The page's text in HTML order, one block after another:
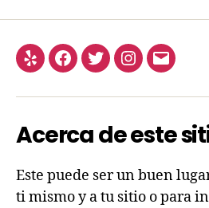
Acerca de este
Este puede ser un buen
ti mismo y a tu sitio o para